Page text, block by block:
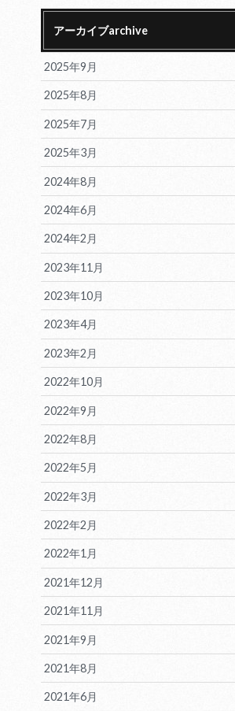
アーカイブarchive
2025年9月
2025年8月
2025年7月
2025年3月
2024年8月
2024年6月
2024年2月
2023年11月
2023年10月
2023年4月
2023年2月
2022年10月
2022年9月
2022年8月
2022年5月
2022年3月
2022年2月
2022年1月
2021年12月
2021年11月
2021年9月
2021年8月
2021年6月